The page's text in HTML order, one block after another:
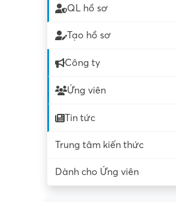
QL hồ sơ
Tạo hồ sơ
Công ty
Ứng viên
Tin tức
Trung tâm kiến thức
Dành cho Ứng viên